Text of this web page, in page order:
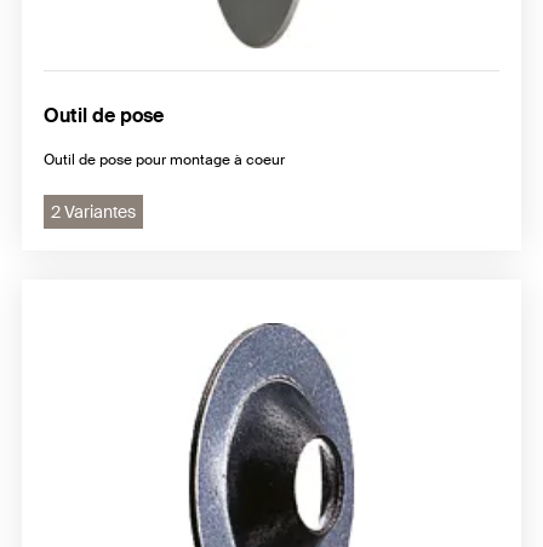
Outil de pose
Outil de pose pour montage à coeur
2 Variantes